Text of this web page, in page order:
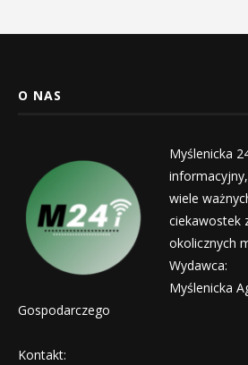
O NAS
Myślenicka
wiele
ciekawostek
okolicznych
Wydawca:
Myślenicka
Gospodarczego
Kontakt: